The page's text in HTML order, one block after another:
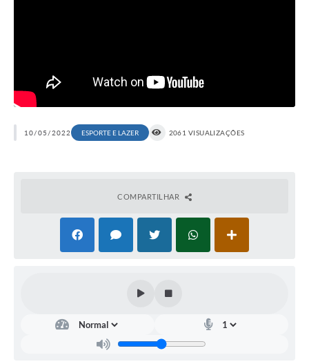
10/05/2022 ESPORTE E LAZER 2061 VISUALIZAÇÕES
COMPARTILHAR